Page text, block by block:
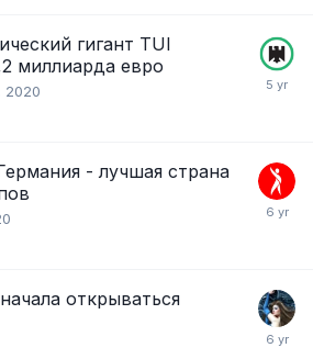
гигант TUI
миллиарда евро
2020
- лучшая страна
открываться